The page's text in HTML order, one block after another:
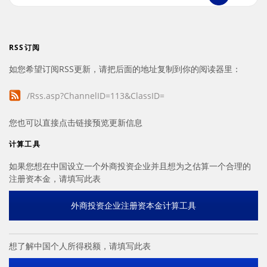
RSS订阅
如您希望订阅RSS更新，请把后面的地址复制到你的阅读器里：
/Rss.asp?ChannelID=113&ClassID=
您也可以直接点击链接预览更新信息
计算工具
如果您想在中国设立一个外商投资企业并且想为之估算一个合理的
注册资本金，请填写此表
外商投资企业注册资本金计算工具
想了解中国个人所得税额，请填写此表